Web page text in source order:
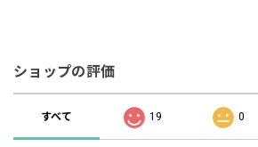
ショップの評価
すべて 19 0